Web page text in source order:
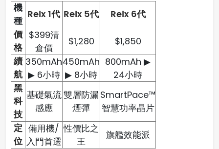
機
種 Relx 1代 Relx 5代
Relx 6代
價
格
$399清
倉價
$1,280 $1,850
續
航
350mAh
▶ 6小時
450mAh
▶ 8小時
800mAh ▶
24小時
黑
科
技
基礎氣流
感應
雙層防漏
煙彈
SmartPace™
智慧功率晶片
定
位
備用機/
入門首選
性價比之
王
旗艦效能派